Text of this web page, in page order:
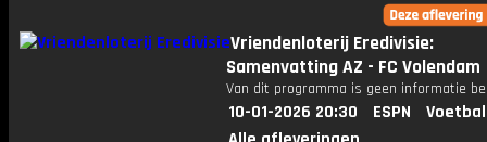
Vriendenloterij Eredivisie:
Samenvatting AZ - FC Volendam
Van dit programma is geen informatie
10-01-2026 20:30 ESPN